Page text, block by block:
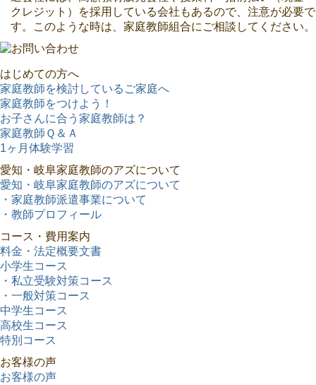
クレジット）を採用している会社もあるので、注意が必要で
す。このような時は、家庭教師組合にご相談してください。
はじめての方へ
家庭教師を検討しているご家庭へ
家庭教師をつけよう！
お子さんに合う家庭教師は？
家庭教師Ｑ＆Ａ
1ヶ月体験学習
愛知・岐阜家庭教師のアズについて
愛知・岐阜家庭教師のアズについて
・家庭教師派遣事業について
・教師プロフィール
コース・費用案内
料金・法定概要文書
小学生コース
・私立受験対策コース
・一般対策コース
中学生コース
高校生コース
特別コース
お客様の声
お客様の声